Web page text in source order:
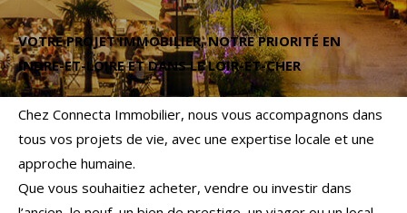
VOTRE PROJET IMMOBILIER, NOTRE PRIORITÉ EN
INDRE-ET-LOIRE ET DANS LE LOIR-ET-CHER
Chez Connecta Immobilier, nous vous accompagnons dans
tous vos projets de vie, avec une expertise locale et une
approche humaine.
Que vous souhaitiez acheter, vendre ou investir dans
Budget
Budget
Surface
Surface
Pièces
Pièces